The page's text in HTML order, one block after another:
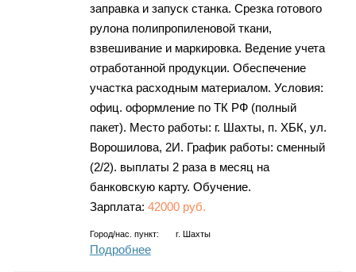
заправка и запуск станка. Срезка готового
рулона полипропиленовой ткани,
взвешивание и маркировка. Ведение учета
отработанной продукции. Обеспечение
участка расходным материалом. Условия:
офиц. оформление по ТК РФ (полный
пакет). Место работы: г. Шахты, п. ХБК, ул.
Ворошилова, 2И. График работы: сменный
(2/2). выплаты 2 раза в месяц на
банковскую карту. Обучение.
Зарплата: 42000 руб.
Город/нас. пункт: г. Шахты
Подробнее